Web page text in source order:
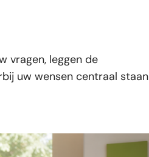
vragen, leggen de
uw wensen centraal staan